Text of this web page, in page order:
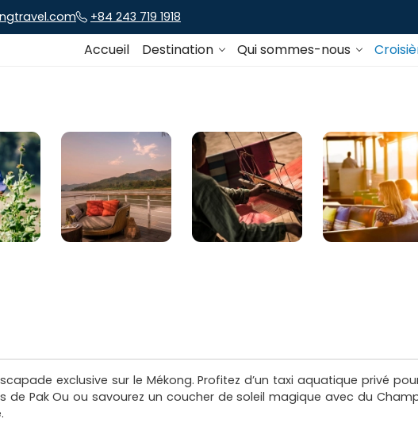
+84 243 719 1918
Accueil Destination Qui sommes-nous
exclusive sur le Mékong. Profitez d’un taxi aquatique privé
de Pak Ou ou savourez un coucher de soleil magique avec du